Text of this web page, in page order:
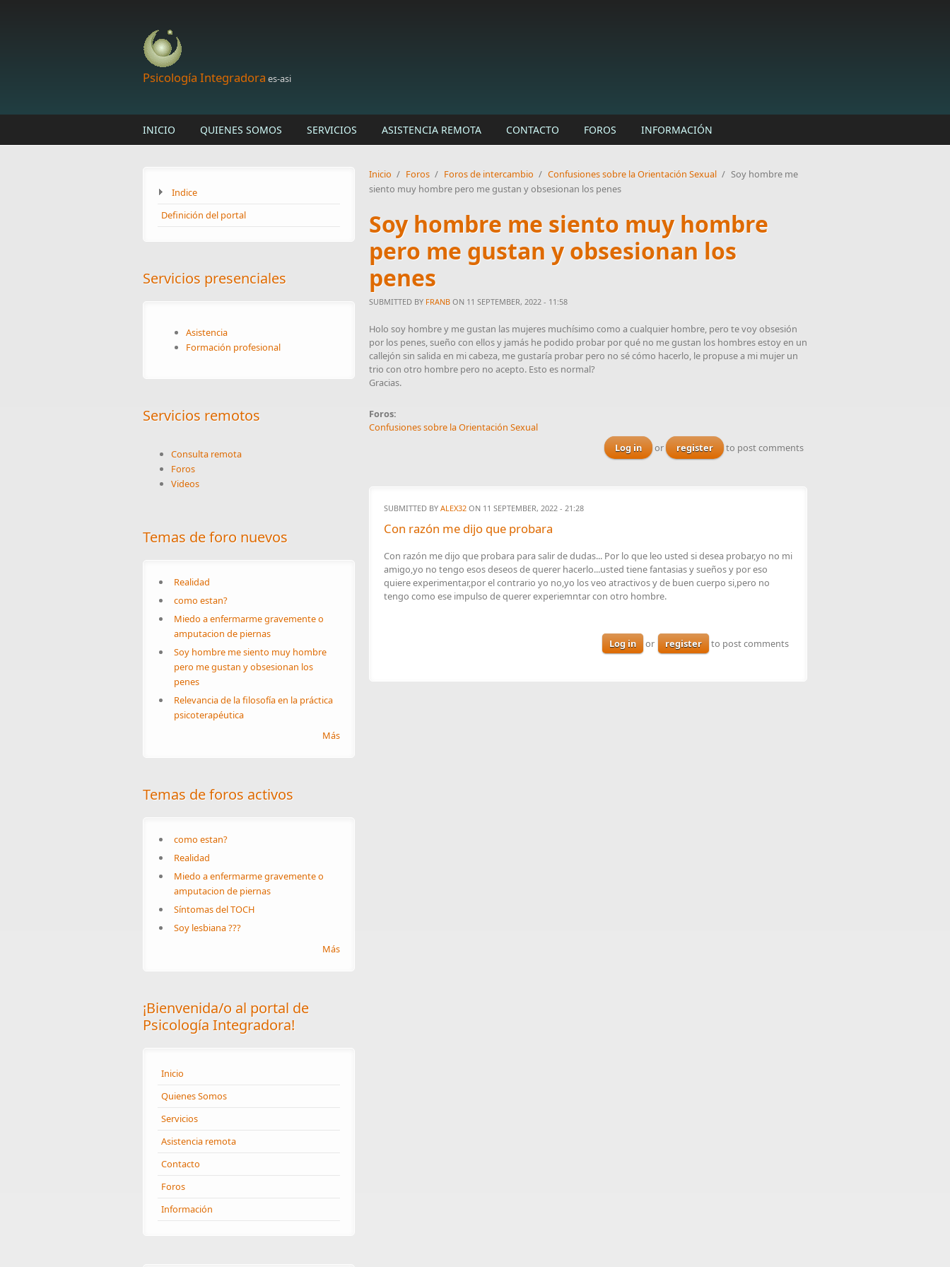
Psicología Integradora es-asi
INICIO QUIENES SOMOS SERVICIOS ASISTENCIA REMOTA CONTACTO FOROS INFORMACIÓN
Indice
Definición del portal
Servicios presenciales
Asistencia
Formación profesional
Servicios remotos
Consulta remota
Foros
Videos
Temas de foro nuevos
Realidad
como estan?
Miedo a enfermarme gravemente o
amputacion de piernas
Soy hombre me siento muy hombre
pero me gustan y obsesionan los
penes
Relevancia de la filosofía en la práctica
psicoterapéutica
Más
Temas de foros activos
como estan?
Realidad
Miedo a enfermarme gravemente o
amputacion de piernas
Síntomas del TOCH
Soy lesbiana ???
Más
¡Bienvenida/o al portal de
Psicología Integradora!
Inicio
Quienes Somos
Servicios
Asistencia remota
Contacto
Foros
Información
Inicio / Foros / Foros de intercambio / Confusiones sobre la Orientación Sexual / Soy hombre me
siento muy hombre pero me gustan y obsesionan los penes
Soy hombre me siento muy hombre
pero me gustan y obsesionan los
penes
SUBMITTED BY FRANB ON 11 SEPTEMBER, 2022 - 11:58
Holo soy hombre y me gustan las mujeres muchísimo como a cualquier hombre, pero te voy obsesión
por los penes, sueño con ellos y jamás he podido probar por qué no me gustan los hombres estoy en un
callejón sin salida en mi cabeza, me gustaría probar pero no sé cómo hacerlo, le propuse a mi mujer un
trio con otro hombre pero no acepto. Esto es normal?
Gracias.
Foros:
Confusiones sobre la Orientación Sexual
Log in
or register to post comments
SUBMITTED BY ALEX32 ON 11 SEPTEMBER, 2022 - 21:28
Con razón me dijo que probara
Con razón me dijo que probara para salir de dudas... Por lo que leo usted si desea probar,yo no mi
amigo,yo no tengo esos deseos de querer hacerlo...usted tiene fantasias y sueños y por eso
quiere experimentar,por el contrario yo no,yo los veo atractivos y de buen cuerpo si,pero no
tengo como ese impulso de querer experiemntar con otro hombre.
Log in or register to post comments